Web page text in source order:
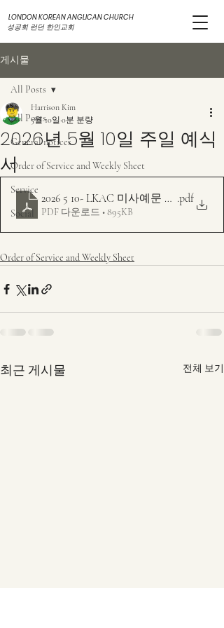
LONDON KOREAN ANGLICAN CHURCH
성공회 런던 한인교회
게시물
All Posts
General notices
Order of Service and Weekly Sheet
Service
Social
All Posts
2026년 5월 10일 주일 예식
서
Harrison Kim
5월 10일 0분 분량
2026 5 10- LKAC 미사예문 주보 - 가
.pdf
PDF 다운로드 • 895KB
Order of Service and Weekly Sheet
최근 게시물 전체 보기